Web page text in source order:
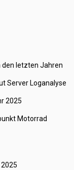
den letzten Jahren
Server Loganalyse
2025
Motorrad